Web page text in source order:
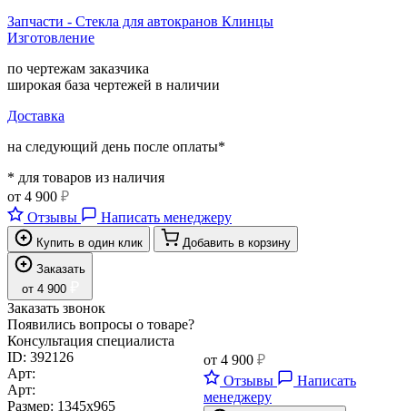
Запчасти - Стекла для автокранов Клинцы
Изготовление
по чертежам заказчика
широкая база чертежей в наличии
Доставка
на следующий день после оплаты*
* для товаров из наличия
от 4 900 ₽
Отзывы
Написать менеджеру
Купить в один клик
Добавить в корзину
Заказать
от 4 900
Заказать звонок
Появились вопросы о товаре?
Консультация специалиста
ID: 392126
Арт:
Арт:
Размер: 1345х965
от 4 900 ₽
Отзывы
Написать
менеджеру